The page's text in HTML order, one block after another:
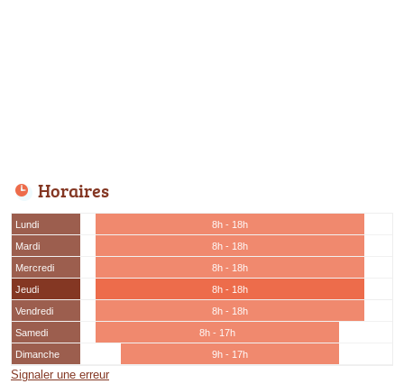
Horaires
Lundi
8h - 18h
Mardi
8h - 18h
Mercredi
8h - 18h
Jeudi
8h - 18h
Vendredi
8h - 18h
Samedi
8h - 17h
Dimanche
9h - 17h
Signaler une erreur